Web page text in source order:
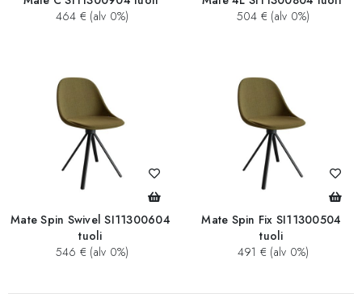
464 € (alv 0%)
504 € (alv 0%)
Mate Spin Swivel SI11300604
tuoli
546 € (alv 0%)
Mate Spin Fix SI11300504
tuoli
491 € (alv 0%)